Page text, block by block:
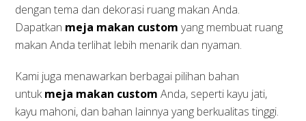
dengan tema dan dekorasi ruang makan Anda.
Dapatkan meja makan custom yang membuat ruang
makan Anda terlihat lebih menarik dan nyaman.
Kami juga menawarkan berbagai pilihan bahan
untukmeja makan custom Anda, seperti kayu jati,
kayu mahoni, dan bahan lainnya yang berkualitas tinggi.